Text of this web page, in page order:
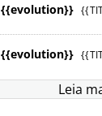
{{evolution}}
{{evolution}}
Leia